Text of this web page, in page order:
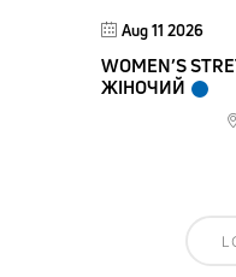
Aug 11 2026
WOMEN’S
ЖІНОЧИЙ